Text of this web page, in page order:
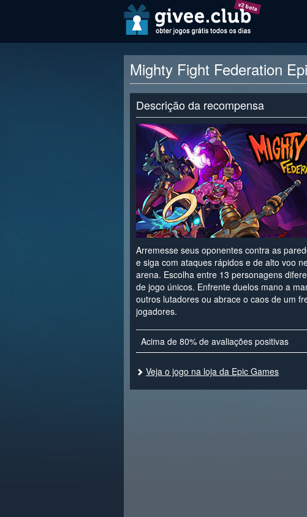
v2 beta
Mighty Fight Federation
Descrição da recompensa
Arremesse seus oponentes contra as
e siga com ataques rápidos e de alto voo
arena. Escolha entre 13 personagens
de jogo únicos. Enfrente duelos mano a
outros lutadores ou abrace o caos de um
jogadores.
Acima de 80% de avaliações positivas
Veja o jogo na loja da Epic Games